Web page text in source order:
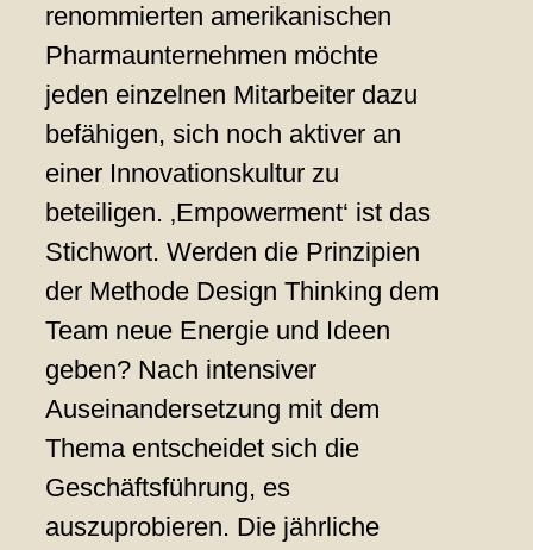
renommierten amerikanischen
Pharmaunternehmen möchte
jeden einzelnen Mitarbeiter dazu
befähigen, sich noch aktiver an
einer Innovationskultur zu
beteiligen. ‚Empowerment‘ ist das
Stichwort. Werden die Prinzipien
der Methode Design Thinking dem
Team neue Energie und Ideen
geben? Nach intensiver
Auseinandersetzung mit dem
Thema entscheidet sich die
Geschäftsführung, es
auszuprobieren. Die jährliche